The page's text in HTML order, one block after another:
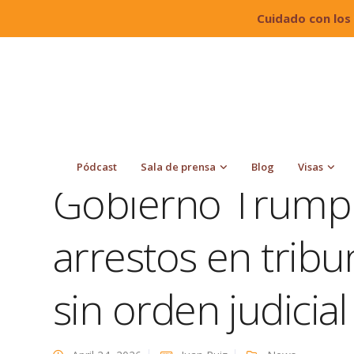
Cuidado con
Pódcast Sala de prensa Blog Visas
orden judicial a viviendas
Gobierno
arrestos en
sin orden